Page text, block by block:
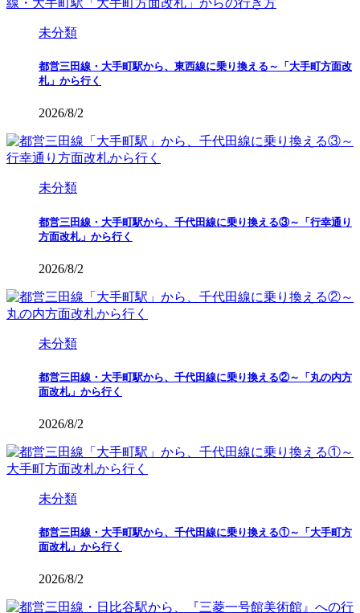
未分類
都営三田線・大手町駅から、東西線に乗り換える～「大手町方面改
札」から行く
2026/8/2
未分類
都営三田線・大手町駅から、千代田線に乗り換える③～「行幸通り
方面改札」から行く
2026/8/2
未分類
都営三田線・大手町駅から、千代田線に乗り換える②～「丸の内方
面改札」から行く
2026/8/2
未分類
都営三田線・大手町駅から、千代田線に乗り換える①～「大手町方
面改札」から行く
2026/8/2